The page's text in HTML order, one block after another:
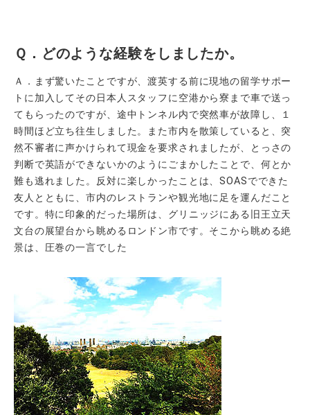
Ｑ．どのような経験をしましたか。
Ａ．まず驚いたことですが、渡英する前に現地の留学サポー
トに加入してその日本人スタッフに空港から寮まで車で送っ
てもらったのですが、途中トンネル内で突然車が故障し、１
時間ほど立ち往生しました。また市内を散策していると、突
然不審者に声かけられて現金を要求されましたが、とっさの
判断で英語ができないかのようにごまかしたことで、何とか
難も逃れました。反対に楽しかったことは、SOASでできた
友人とともに、市内のレストランや観光地に足を運んだこと
です。特に印象的だった場所は、グリニッジにある旧王立天
文台の展望台から眺めるロンドン市です。そこから眺める絶
景は、圧巻の一言でした